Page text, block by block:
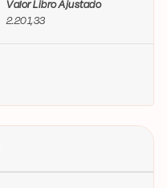
Valor Libro Ajustado
2.201,33